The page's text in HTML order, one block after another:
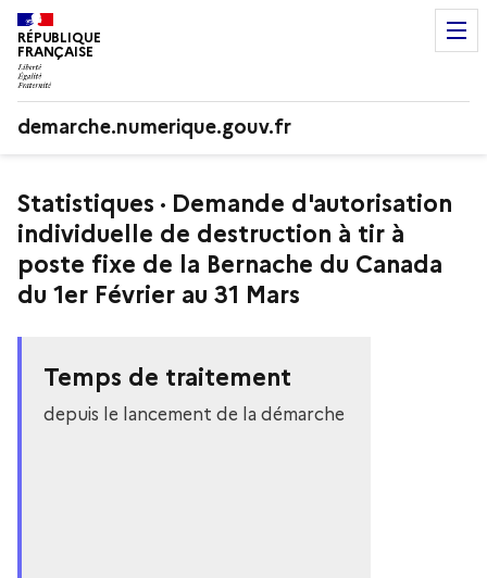
RÉPUBLIQUE
FRANÇAISE
demarche.numerique.gouv.fr
Statistiques · Demande d'autorisation
individuelle de destruction à tir à
poste fixe de la Bernache du Canada
du 1er Février au 31 Mars
Temps de traitement
depuis le lancement de la démarche